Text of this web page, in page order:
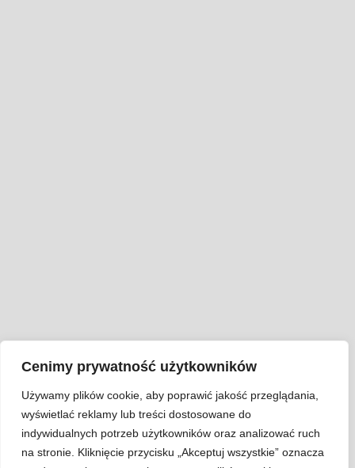
Cenimy prywatność użytkowników
Używamy plików cookie, aby poprawić jakość przeglądania,
wyświetlać reklamy lub treści dostosowane do
indywidualnych potrzeb użytkowników oraz analizować ruch
na stronie. Kliknięcie przycisku „Akceptuj wszystkie” oznacza